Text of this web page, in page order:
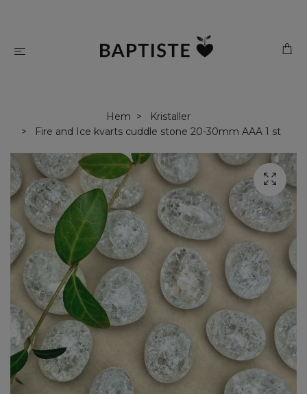
Hem
Kristaller
Fire and Ice kvarts cuddle stone 20-30mm AAA 1 st